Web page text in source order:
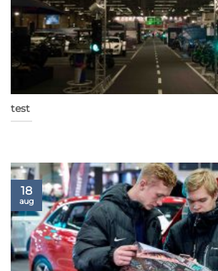
test
18
aug